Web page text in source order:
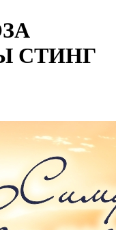
СТИНГ